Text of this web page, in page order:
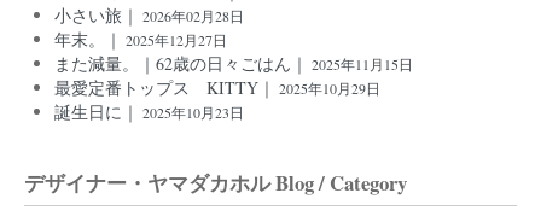
小さい旅｜ 2026年02月28日
年末。｜ 2025年12月27日
また減量。｜62歳の日々ごはん｜ 2025年11月15日
最愛定番トップス KITTY｜ 2025年10月29日
誕生日に｜ 2025年10月23日
デザイナー・ヤマダカホル Blog / Category